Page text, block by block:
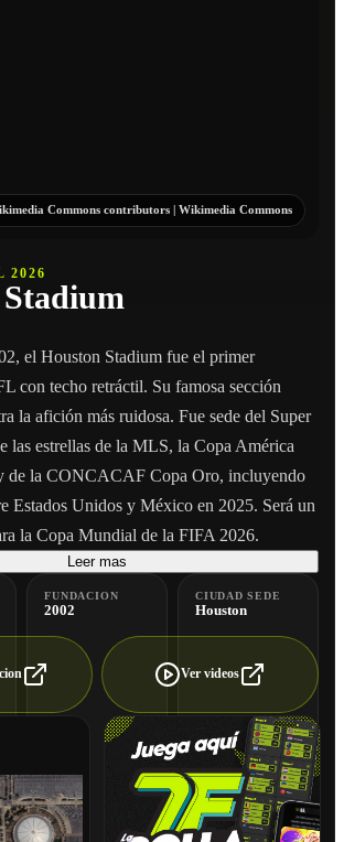
Commons contributors |Wikimedia Commons
2026
el Houston Stadium fue el primer
con techo retráctil. Su famosa sección
la afición más ruidosa. Fue sede del Super
las estrellas de la MLS, la Copa América
de la CONCACAF Copa Oro, incluyendo
Estados Unidos y México en 2025. Será un
la Copa Mundial de la FIFA 2026.
Leer mas
FUNDACION
2002
CIUDAD SEDE
Houston
Ver videos